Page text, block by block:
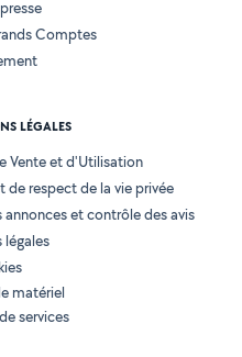
Comptes
LÉGALES
Vente et d'Utilisation
respect de la vie privée
et contrôle des avis
légales
matériel
services